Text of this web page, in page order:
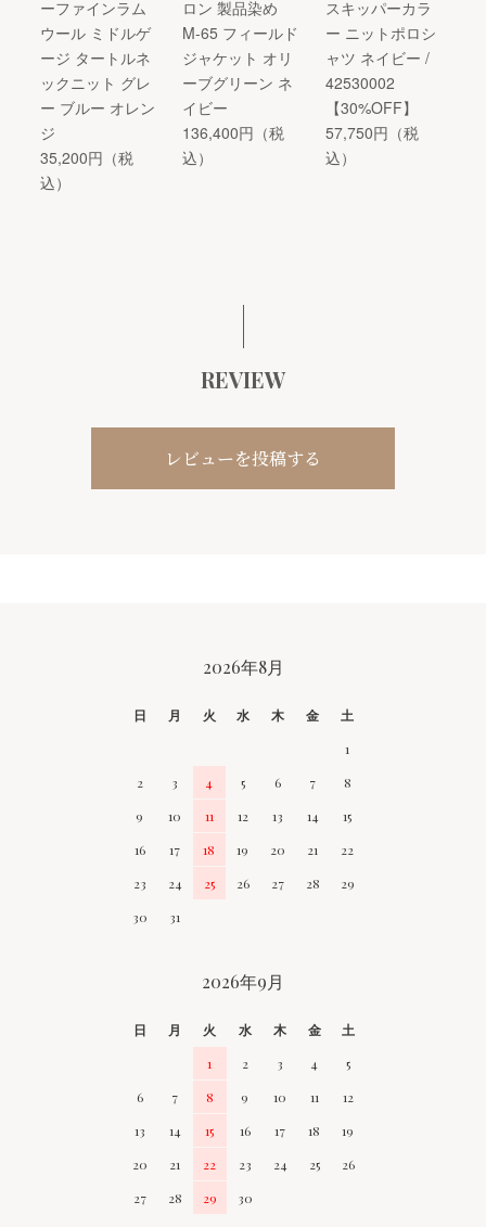
ーファインラム
ウール ミドルゲ
ージ タートルネ
ックニット グレ
ー ブルー オレン
ジ
35,200円（税
込）
ロン 製品染め
M-65 フィールド
ジャケット オリ
ーブグリーン ネ
イビー
136,400円（税
込）
スキッパーカラ
ー ニットポロシ
ャツ ネイビー /
42530002
【30%OFF】
57,750円（税
込）
REVIEW
レビューを投稿する
2026年8月
日 月 火 水 木 金
土
1
2
3 4 5 6 7
8
9
10 11 12 13 14
15
16
17 18 19 20 21
22
23
24 25 26 27 28
29
30
31
2026年9月
日 月 火 水 木 金
土
1
2 3 4
5
6
7 8 9 10 11
12
13
14 15 16 17 18
19
20
21 22 23 24 25
26
27
28 29 30